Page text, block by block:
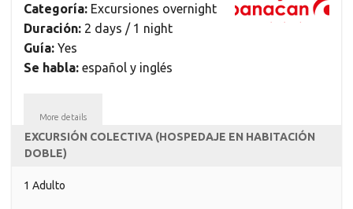
Categoría: Excursiones overnight
Duración: 2 days / 1 night
Guía: Yes
Se habla: español y inglés
More details
EXCURSIÓN COLECTIVA (HOSPEDAJE EN HABITACIÓN
DOBLE)
1 Adulto